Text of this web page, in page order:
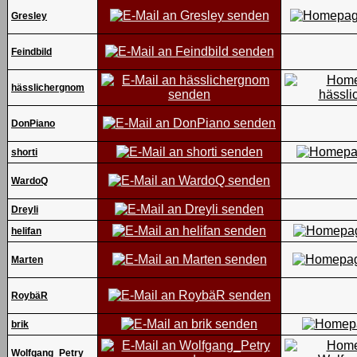
Gresley
Feindbild
hässlichergnom
DonPiano
shorti
WardoQ
Dreyli
helifan
Marten
RoybäR
brik
Wolfgang_Petry